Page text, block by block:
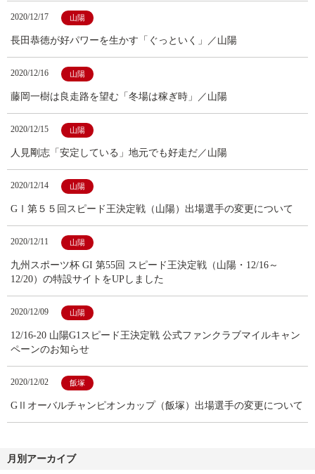
2020/12/17 山陽
長田恭徳が好パワーを生かす「ぐっといく」／山陽
2020/12/16 山陽
藤岡一樹は良走路を望む「冬場は稼ぎ時」／山陽
2020/12/15 山陽
人見剛志「安定している」地元でも好走だ／山陽
2020/12/14 山陽
GⅠ第５５回スピード王決定戦（山陽）出場選手の変更について
2020/12/11 山陽
九州スポーツ杯 GI 第55回 スピード王決定戦（山陽・12/16～
12/20）の特設サイトをUPしました
2020/12/09 山陽
12/16-20 山陽G1スピード王決定戦 公式ファンクラブマイルキャン
ペーンのお知らせ
2020/12/02 飯塚
GⅡオーバルチャンピオンカップ（飯塚）出場選手の変更について
月別アーカイブ